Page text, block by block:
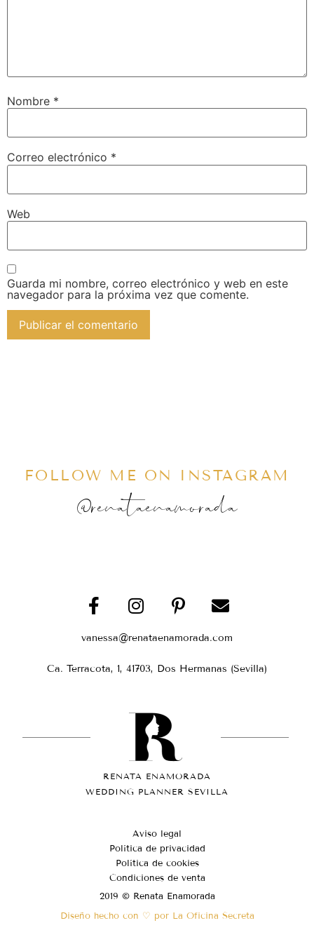
Nombre *
Correo electrónico *
Web
Guarda mi nombre, correo electrónico y web en este
navegador para la próxima vez que comente.
FOLLOW ME ON INSTAGRAM
@renataenamorada
vanessa@renataenamorada.com
Ca. Terracota, 1, 41703, Dos Hermanas (Sevilla)
RENATA ENAMORADA
WEDDING PLANNER SEVILLA
Aviso legal
Política de privacidad
Política de cookies
Condiciones de venta
2019 © Renata Enamorada
Diseño hecho con ♡ por La Oficina Secreta